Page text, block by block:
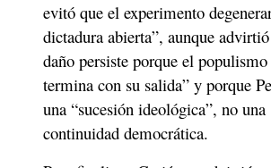
evitó que el experimento
dictadura abierta”, aunque
daño persiste porque el
termina con su salida” y porque
una “sucesión ideológica”, no una
continuidad democrática.